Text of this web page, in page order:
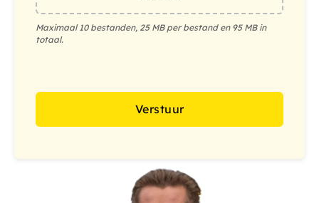
Maximaal 10 bestanden, 25 MB per bestand en 95 MB in
totaal.
Verstuur